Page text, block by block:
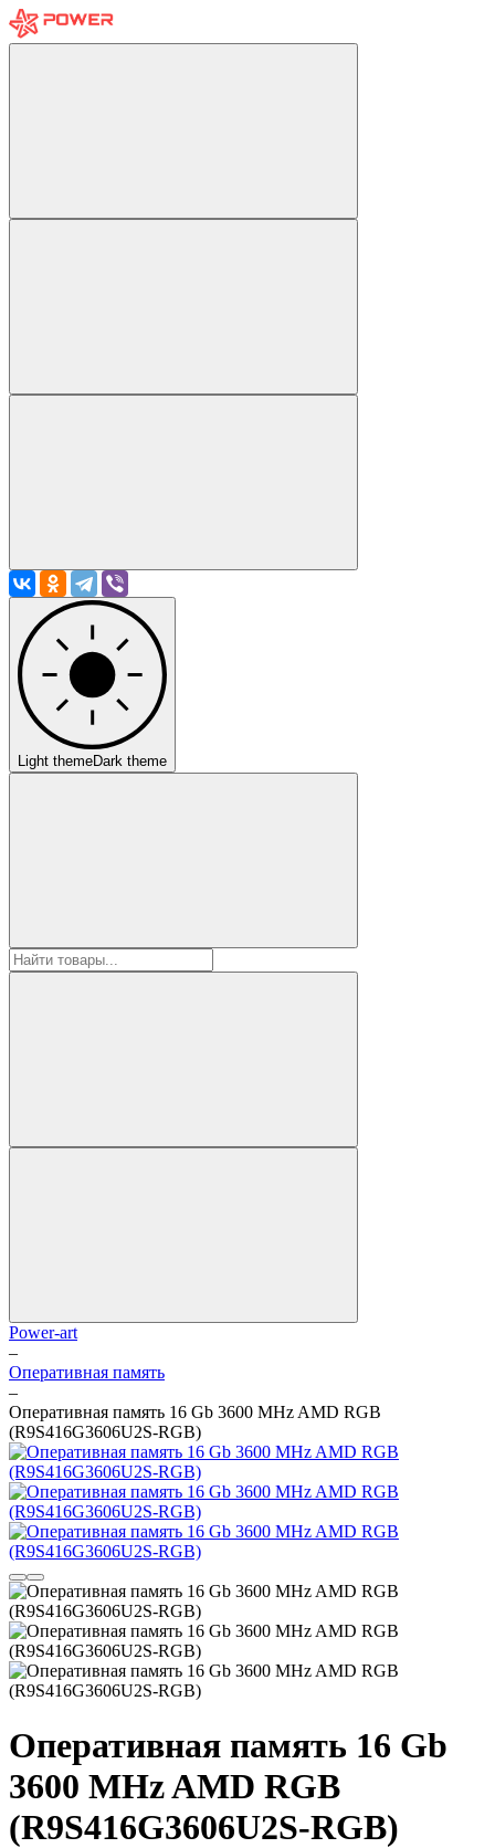
Light themeDark theme
Power-art
–
Оперативная память
–
Оперативная память 16 Gb 3600 MHz AMD RGB
(R9S416G3606U2S-RGB)
Оперативная память 16 Gb
3600 MHz AMD RGB
(R9S416G3606U2S-RGB)